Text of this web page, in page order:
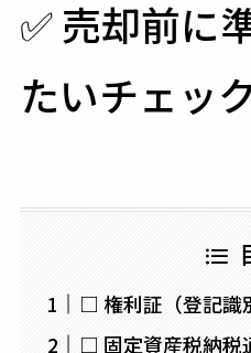
✅ 売却前に
たいチェッ
□ 権利証（登記識
□ 固定資産税納税